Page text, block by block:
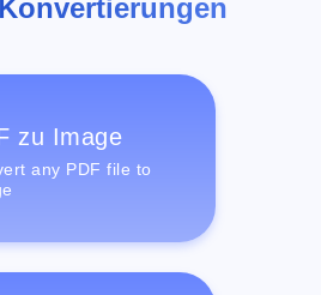
zu Image
any PDF file to